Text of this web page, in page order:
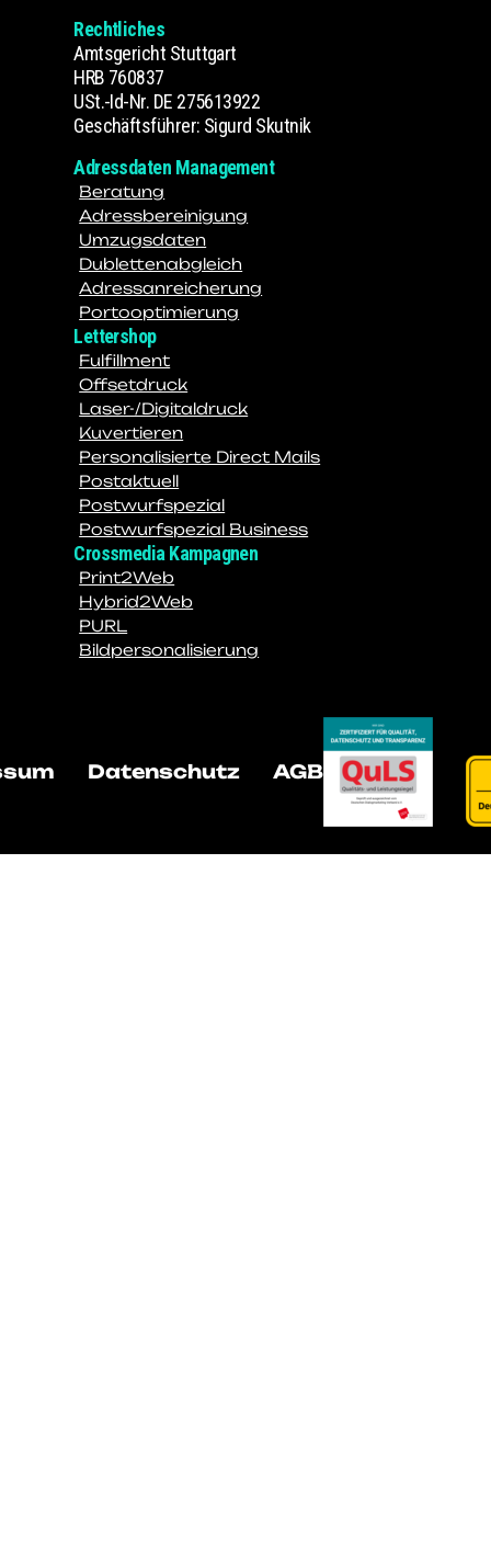
Rechtliches
Amtsgericht Stuttgart
HRB 760837
USt.-Id-Nr. DE 275613922
Geschäftsführer: Sigurd Skutnik
Adressdaten Management
Beratung
Adressbereinigung
Umzugsdaten
Dublettenabgleich
Adressanreicherung
Portooptimierung
Lettershop
Fulfillment
Offsetdruck
Laser-/Digitaldruck
Kuvertieren
Personalisierte Direct Mails
Postaktuell
Postwurfspezial
Postwurfspezial Business
Crossmedia Kampagnen
Print2Web
Hybrid2Web
PURL
Bildpersonalisierung
Datenschutz AGB